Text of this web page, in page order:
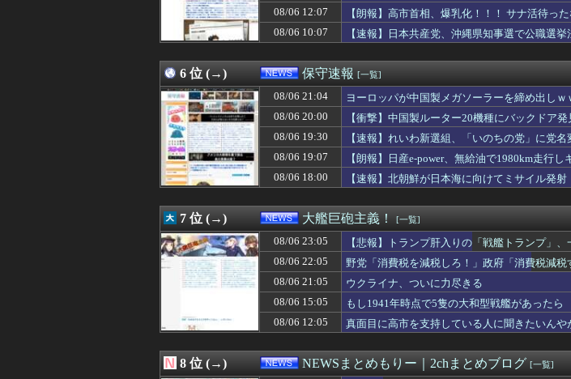
08/06 22:00
【大阪】フェラーリを手がけたピニンファリーナ、日本の鉄
08/06 22:00
「盆踊り」は騒音か 苦情数件会場半減 無音の中イヤホンか
08/06 22:00
サム・アルトマンとは何者か——Googleミートで解雇された
08/06 21:55
「Linuxで十分じゃね…？」世界が気付き始める Linuxの市
08/06 21:50
大手子会社勤務だけど保険証を出す時にドヤるが何故か看護
08/06 21:45
首都圏マンション平均価格1.2億円+住宅ローン金利3%で利息
08/06 21:40
中国籍の３６歳関学大助教、万引き容疑で逮捕 栄養補助食
08/06 21:40
【速報】しんぶん赤旗、短期間に1700件の購読申し込みで
08/06 21:39
Gmail、サードパーティの「送信元アドレス」のサポートを
08/06 21:38
廃止すべき地方空港は？！
08/06 21:36
40歳超えたら仕事見つからないてデマ流してる奴誰なの？
08/06 21:35
日産e-power、無給油で1980km走行しギネス記録を達成
08/06 21:30
野田クリスタルさん「イラストレーターの人が『AIに仕事を
08/06 21:30
「Linuxで十分じゃね…？」世界が気付き始める
08/06 21:30
【田舎移住】妻がセクハラ被害、強制労働の実態…30代夫が
08/06 21:29
れいわ新選組、新たな党名は「いのちの党」 略称は「いの
08/06 21:15
もう誤魔化せない位酷いんだな 〜 【韓国】ウェブトゥー
08/06 21:12
【悲報】橋本マナミ「頭を洗ってて『なんか生ぬるいな』と
【速報】中国「アメリカさぁ、調子乗ってるからお前らが頼
08/06 21:09
「やつらの目は節穴か？」と日米に見切りをつけた欧州投資
08/06 21:08
【悲報】マスコミさん「自民党内は消費減税反対が多数！」
08/06 21:05
mac bookが使いにくすぎてWindows買おうとしたら高くてビビ
08/06 21:05
ウクライナ、ついに力尽きる
08/06 12:07
【朗報】高市首相、爆乳化！！！ サナ活待った
08/06 10:07
【速報】日本共産党、沖縄県知事選で公職選
6 位 (→) 保守速報 [一覧]
08/06 21:04
ヨーロッパが中国製メガソーラーを締め出しｗ
08/06 20:00
【衝撃】中国製ルーター20機種にバックドア
08/06 19:30
【速報】れいわ新選組、「いのちの党」に党
08/06 19:07
【朗報】日産e-power、無給油で1980km走行
08/06 18:00
【速報】北朝鮮が日本海に向けてミサイル発射
7 位 (→) 大艦巨砲主義！ [一覧]
08/06 23:05
【悲報】トランプ肝入りの「戦艦トランプ」
08/06 22:05
野党「消費税を減税しろ！」政府「消費税減税
08/06 21:05
ウクライナ、ついに力尽きる
08/06 15:05
もし1941年時点で5隻の大和型戦艦があったら
08/06 12:05
真面目に高市を支持している人に聞きたいんや
8 位 (→) NEWSまとめもりー｜2chまとめブログ [一覧]